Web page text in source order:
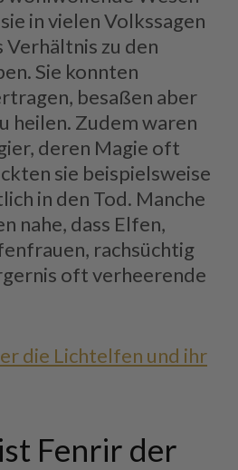
in vielen Volkssagen
zu den
Sie konnten
besaßen aber
heilen. Zudem waren
deren Magie oft
sie beispielsweise
in den Tod. Manche
nahe, dass Elfen,
rachsüchtig
oft verheerende
die Lichtelfen und ihr
Fenrir der